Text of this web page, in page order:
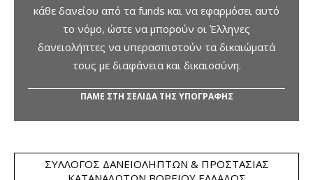
κάθε δανείου από τα funds και να εφαρμόσει αυτό
το νόμο, ώστε να μπορούν οι Έλληνες
δανειολήπτες να υπερασπιστούν τα δικαιώματά
τους με διαφάνεια και δικαιοσύνη.
ΠΑΜΕ ΣΤΗ ΣΕΛΙΔΑ ΤΗΣ ΥΠΟΓΡΑΦΗΣ
ΣΎΛΛΟΓΟΣ ΔΑΝΕΙΟΛΗΠΤΏΝ & ΠΡΟΣΤΑΣΊΑΣ